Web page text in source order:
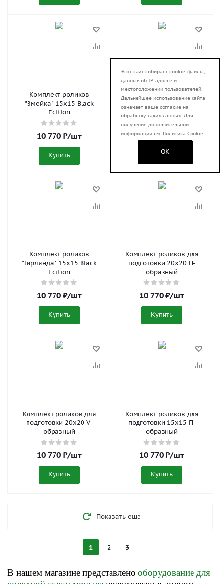
Комплект роликов
"Змейка" 15x15 Black
Edition
10 770 ₽/шт
Купить
Комплект роликов
10 770₽/шт
Купить
Комплект роликов
"Гирлянда" 15x15 Black
Edition
10 770 ₽/шт
Купить
Комплект роликов для
подготовки 20x20 П-
образный
10 770 ₽/шт
Купить
Комплект роликов для
подготовки 20x20 V-
образный
10 770 ₽/шт
Купить
Комплект роликов для
подготовки 15x15 П-
образный
10 770 ₽/шт
Купить
Показать еще
1 2 3
В нашем магазине представлено оборудование для
Этот сайт собирает cookie-файлы,
данные об IP-адресе и
местоположении пользователей.
Дальнейшее использование сайта
означает ваше согласие на
обработку таких данных. Для
получения дополнительной
информации см. Политика Cookie
OK